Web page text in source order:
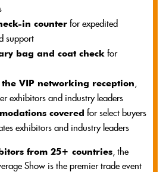
in counter for expedited
support
bag and coat check for
VIP networking reception,
exhibitors and industry leaders
covered for select buyers
exhibitors and industry leaders
from 25+ countries, the
Show is the premier trade event